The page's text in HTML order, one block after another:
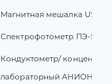
Магнитная мешалка US-
Спектрофотометр ПЭ-
Кондуктометр/
лабораторный АНИОН